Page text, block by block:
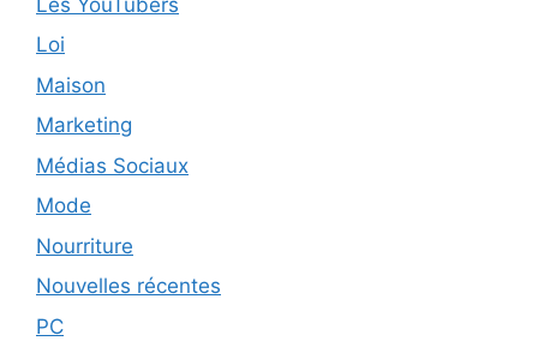
Loi
Maison
Marketing
Médias Sociaux
Mode
Nourriture
Nouvelles récentes
PC